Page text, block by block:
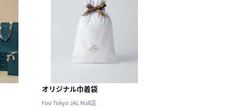
オリジナル巾着袋
Foo Tokyo JAL Mall店